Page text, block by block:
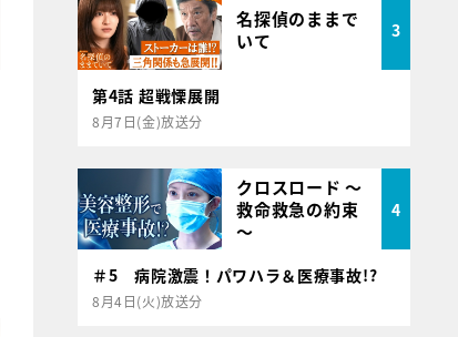
名探偵のままで
いて
3
第4話 超戦慄展開
8月7日(金)放送分
クロスロード ～
救命救急の約束
～
4
＃5 病院激震！パワハラ＆医療事故!?
8月4日(火)放送分